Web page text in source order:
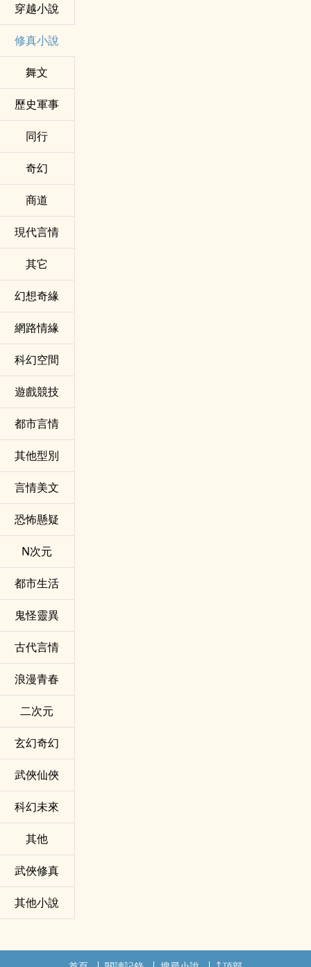
穿越小說
修真小說
舞文
歷史軍事
同行
奇幻
商道
現代言情
其它
幻想奇緣
網路情緣
科幻空間
遊戲競技
都市言情
其他型別
言情美文
恐怖懸疑
N次元
都市生活
鬼怪靈異
古代言情
浪漫青春
二次元
玄幻奇幻
武俠仙俠
科幻未來
其他
武俠修真
其他小說